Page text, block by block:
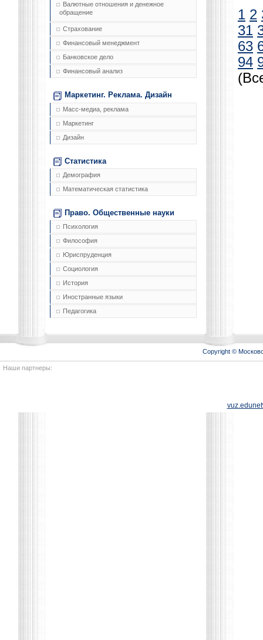
Валютные отношения и денежное
обращение
Страхование
Финансовый менеджмент
Банковское дело
Финансовый анализ
Маркетинг. Реклама. Дизайн
Масс-медиа, реклама
Маркетинг
Дизайн
Статистика
Демография
Математическая статистика
Право. Общественные науки
Психология
Философия
Юриспруденция
Социология
История
Иностранные языки
Педагогика
1 2
31
63
94
Copyright ©
Наши партнеры: